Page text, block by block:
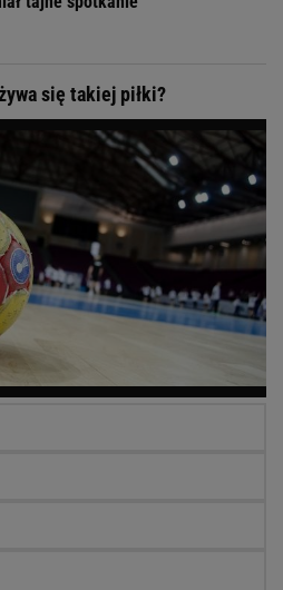
się takiej piłki?